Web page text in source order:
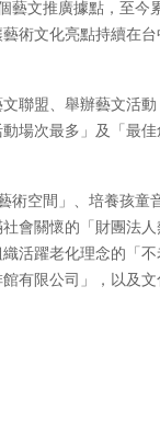
藝文推廣據點，至今
術文化亮點持續在
聯盟、舉辦藝文活
場次最多」及「最佳
術空間」、培養孩童
會關懷的「財團法
活躍老化理念的「
有限公司」，以及